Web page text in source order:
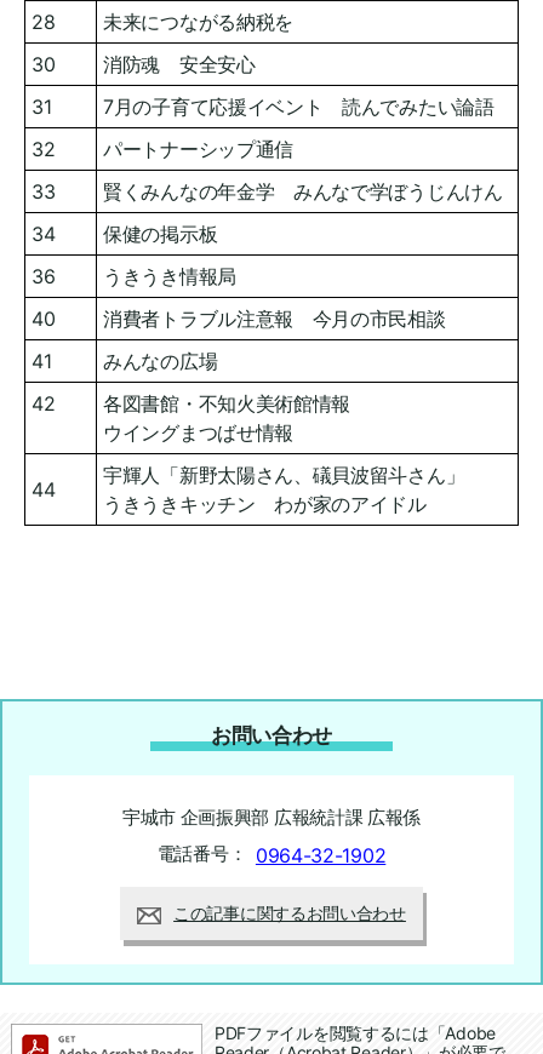
28
未来につながる納税を
30
消防魂 安全安心
31
7月の子育て応援イベント 読んでみたい論語
32
パートナーシップ通信
33
賢くみんなの年金学 みんなで学ぼうじんけん
34
保健の掲示板
36
うきうき情報局
40
消費者トラブル注意報 今月の市民相談
41
みんなの広場
42
各図書館・不知火美術館情報
ウイングまつばせ情報
44
宇輝人「新野太陽さん、礒貝波留斗さん」
うきうきキッチン わが家のアイドル
お問い合わせ
宇城市 企画振興部 広報統計課 広報係
電話番号：
0964-32-1902
この記事に関するお問い合わせ
追加情報：PDFファイルPDFファイルを閲覧するには「Adobe